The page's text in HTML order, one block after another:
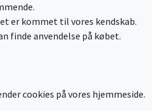
er kommet til vores kendskab.
finde anvendelse på købet.
cookies på vores hjemmeside.